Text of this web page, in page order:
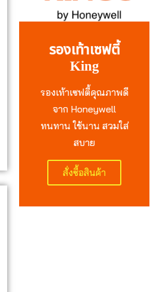
รองเท้าเซฟตี้
King
รองเท้าเซฟตี้คุณภาพดี
จาก Honeywell
ทนทาน ใช้นาน สวมใส่
สบาย
สั่งซื้อสินค้า